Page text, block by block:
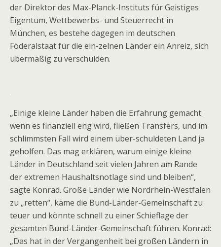
der Direktor des Max-Planck-Instituts für Geistiges
Eigentum, Wettbewerbs- und Steuerrecht in
München, es bestehe dagegen im deutschen
Föderalstaat für die ein-zelnen Länder ein Anreiz, sich
übermäßig zu verschulden.
„Einige kleine Länder haben die Erfahrung gemacht:
wenn es finanziell eng wird, fließen Transfers, und im
schlimmsten Fall wird einem über-schuldeten Land ja
geholfen. Das mag erklären, warum einige kleine
Länder in Deutschland seit vielen Jahren am Rande
der extremen Haushaltsnotlage sind und bleiben“,
sagte Konrad. Große Länder wie Nordrhein-Westfalen
zu „retten“, käme die Bund-Länder-Gemeinschaft zu
teuer und könnte schnell zu einer Schieflage der
gesamten Bund-Länder-Gemeinschaft führen. Konrad:
„Das hat in der Vergangenheit bei großen Ländern in